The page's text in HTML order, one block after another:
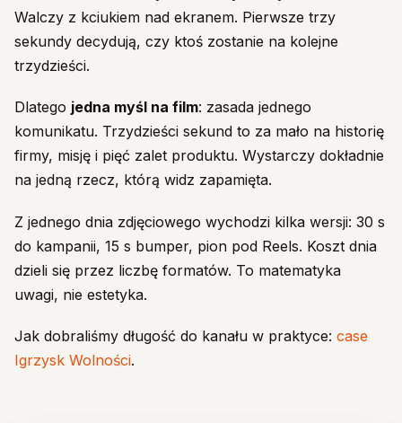
Walczy z kciukiem nad ekranem. Pierwsze trzy
sekundy decydują, czy ktoś zostanie na kolejne
trzydzieści.
Dlatego jedna myśl na film: zasada jednego
komunikatu. Trzydzieści sekund to za mało na historię
firmy, misję i pięć zalet produktu. Wystarczy dokładnie
na jedną rzecz, którą widz zapamięta.
Z jednego dnia zdjęciowego wychodzi kilka wersji: 30 s
do kampanii, 15 s bumper, pion pod Reels. Koszt dnia
dzieli się przez liczbę formatów. To matematyka
uwagi, nie estetyka.
Jak dobraliśmy długość do kanału w praktyce: case
Igrzysk Wolności.